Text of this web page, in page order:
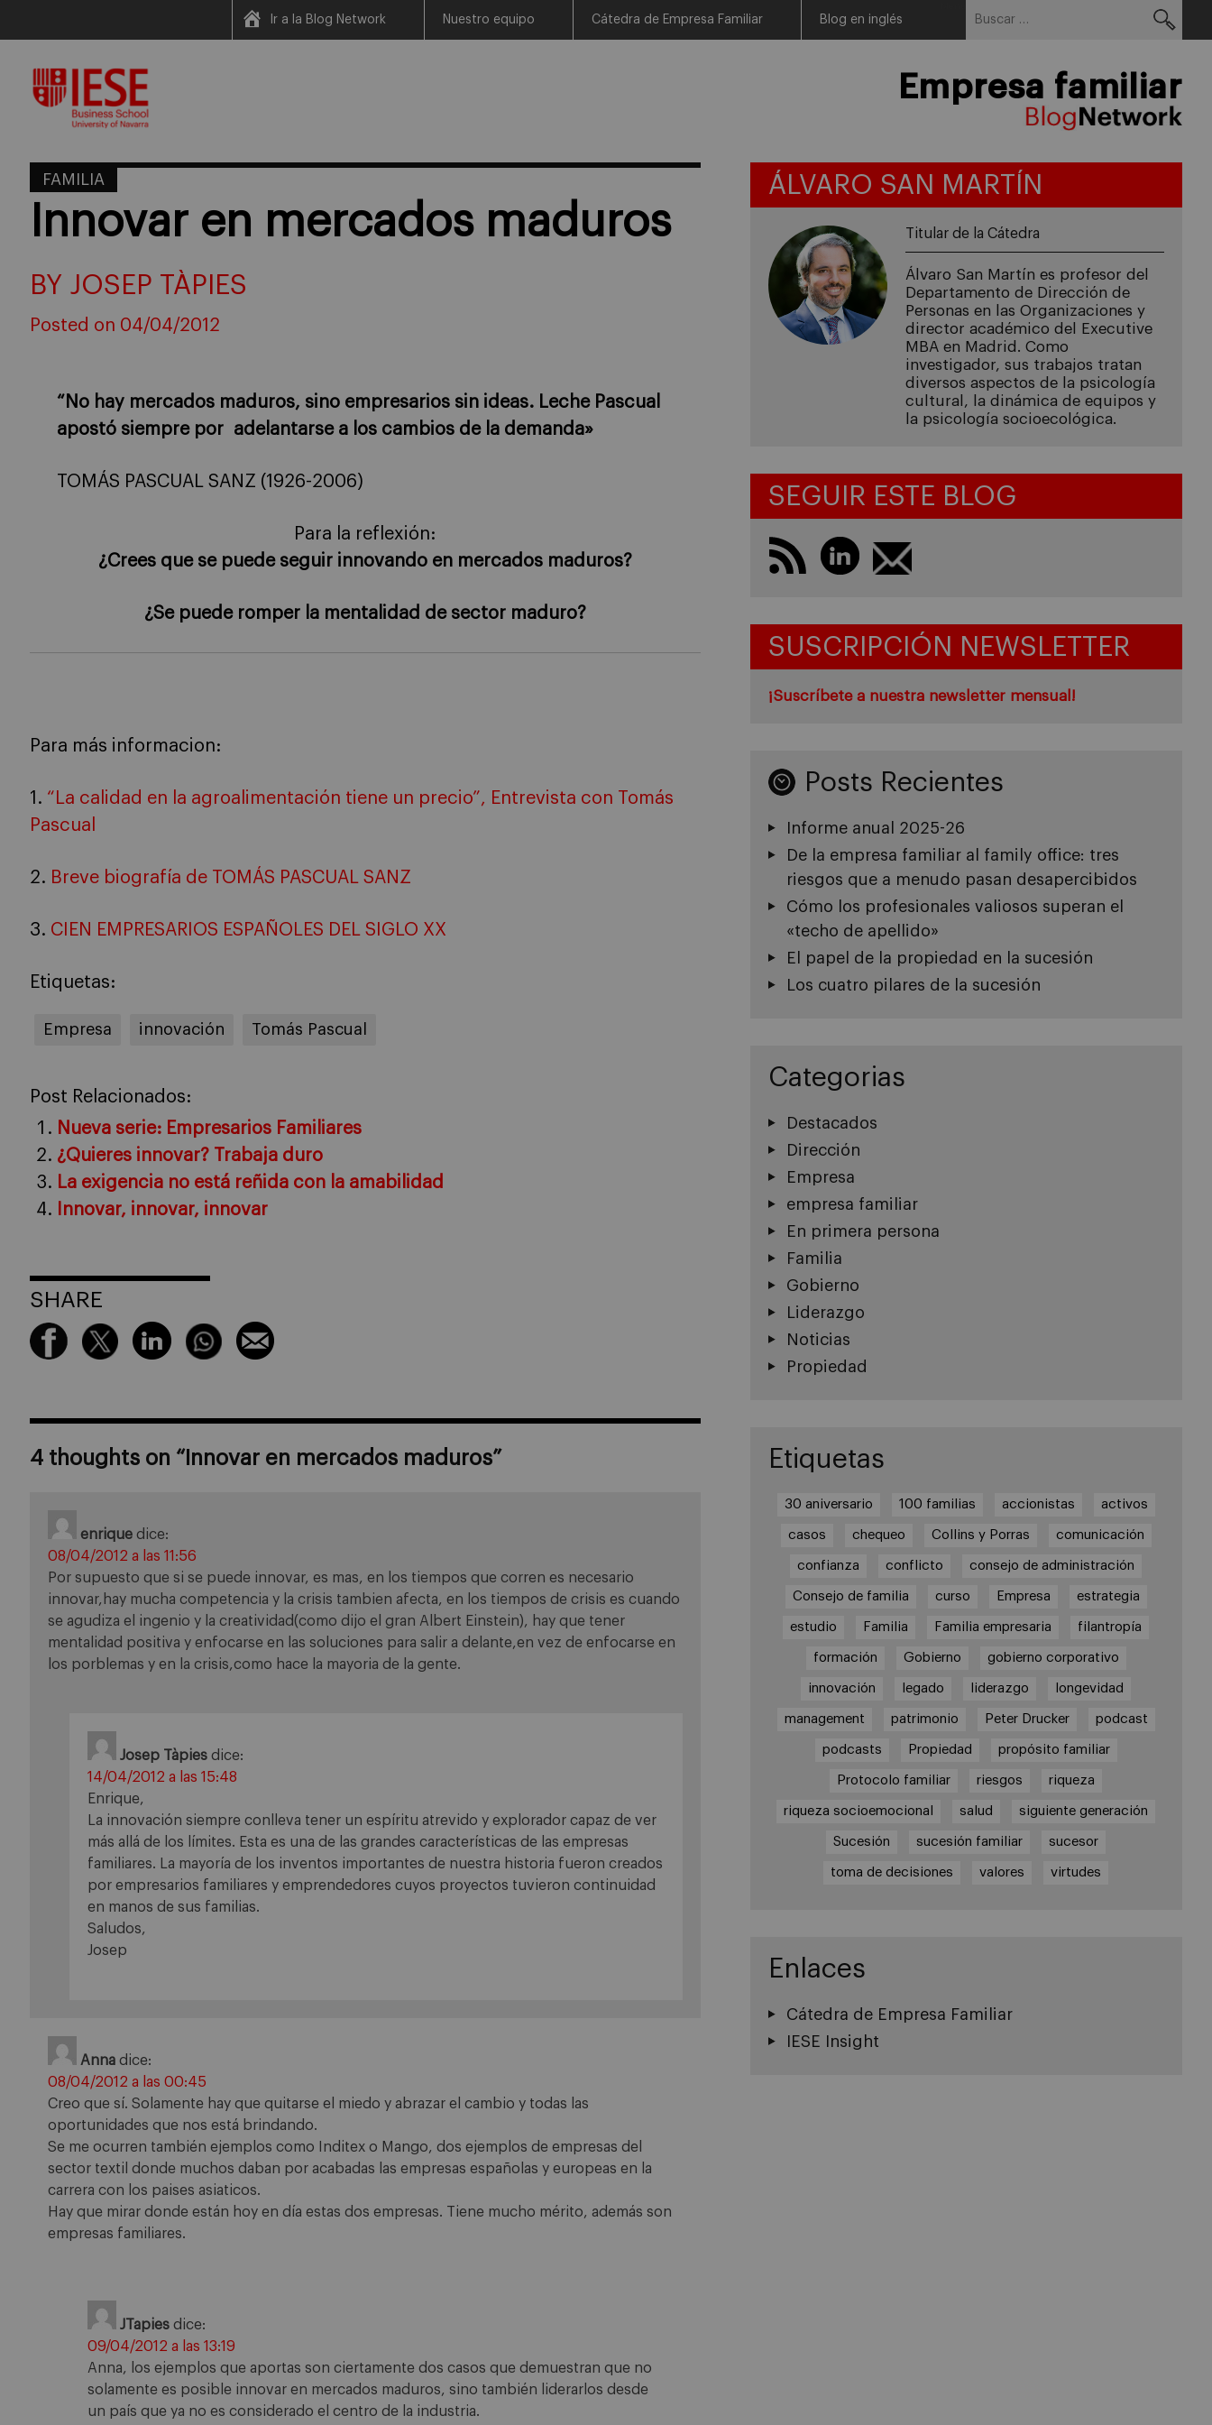
content
Ir a la Blog Network Nuestro equipo Cátedra de Empresa Familiar Blog en inglés
Empresa familiar
FAMILIA
Innovar en mercados maduros
BY JOSEP TÀPIES
Posted on 04/04/2012
“No hay mercados maduros, sino empresarios sin ideas. Leche Pascual
apostó siempre por adelantarse a los cambios de la demanda»
TOMÁS PASCUAL SANZ (1926-2006)
Para la reflexión:
¿Crees que se puede seguir innovando en mercados maduros?
¿Se puede romper la mentalidad de sector maduro?
Para más informacion:
1. “La calidad en la agroalimentación tiene un precio”, Entrevista con Tomás
Pascual
2. Breve biografía de TOMÁS PASCUAL SANZ
3. CIEN EMPRESARIOS ESPAÑOLES DEL SIGLO XX
Etiquetas:
Empresa innovación Tomás Pascual
Post Relacionados:
Nueva serie: Empresarios Familiares
¿Quieres innovar? Trabaja duro
La exigencia no está reñida con la amabilidad
Innovar, innovar, innovar
SHARE
4 thoughts on “ Innovar en mercados maduros”
enrique dice:
08/04/2012 a las 11:56
Por supuesto que si se puede innovar, es mas, en los tiempos que corren es necesario
innovar,hay mucha competencia y la crisis tambien afecta, en los tiempos de crisis es cuando
se agudiza el ingenio y la creatividad(como dijo el gran Albert Einstein), hay que tener
mentalidad positiva y enfocarse en las soluciones para salir a delante,en vez de enfocarse en
los porblemas y en la crisis,como hace la mayoria de la gente.
Josep Tàpies dice:
14/04/2012 a las 15:48
Enrique,
La innovación siempre conlleva tener un espíritu atrevido y explorador capaz de ver
más allá de los límites. Esta es una de las grandes características de las empresas
familiares. La mayoría de los inventos importantes de nuestra historia fueron creados
por empresarios familiares y emprendedores cuyos proyectos tuvieron continuidad
en manos de sus familias.
Saludos,
Josep
Anna dice:
08/04/2012 a las 00:45
Creo que sí. Solamente hay que quitarse el miedo y abrazar el cambio y todas las
oportunidades que nos está brindando.
Se me ocurren también ejemplos como Inditex o Mango, dos ejemplos de empresas del
sector textil donde muchos daban por acabadas las empresas españolas y europeas en la
carrera con los paises asiaticos.
Hay que mirar donde están hoy en día estas dos empresas. Tiene mucho mérito, además son
empresas familiares.
JTapies dice:
09/04/2012 a las 13:19
Anna, los ejemplos que aportas son ciertamente dos casos que demuestran que no
solamente es posible innovar en mercados maduros, sino también liderarlos desde
un país que ya no es considerado el centro de la industria.
ÁLVARO SAN MARTÍN
Titular de la Cátedra
Álvaro San Martín es profesor del
Departamento de Dirección de
Personas en las Organizaciones y
director académico del Executive
MBA en Madrid. Como
investigador, sus trabajos tratan
diversos aspectos de la psicología
cultural, la dinámica de equipos y
la psicología socioecológica.
SEGUIR ESTE BLOG
SUSCRIPCIÓN NEWSLETTER
¡Suscríbete a nuestra newsletter mensual!
Posts Recientes
Informe anual 2025-26
De la empresa familiar al family office: tres
riesgos que a menudo pasan desapercibidos
Cómo los profesionales valiosos superan el
«techo de apellido»
El papel de la propiedad en la sucesión
Los cuatro pilares de la sucesión
Categorias
Destacados
Dirección
Empresa
empresa familiar
En primera persona
Familia
Gobierno
Liderazgo
Noticias
Propiedad
Etiquetas
30 aniversario 100 familias accionistas activos
casos chequeo Collins y Porras comunicación
confianza conflicto consejo de administración
Consejo de familia curso Empresa estrategia
estudio Familia Familia empresaria filantropía
formación Gobierno gobierno corporativo
innovación legado liderazgo longevidad
management patrimonio Peter Drucker podcast
podcasts Propiedad propósito familiar
Protocolo familiar riesgos riqueza
riqueza socioemocional salud siguiente generación
Sucesión sucesión familiar sucesor
toma de decisiones valores virtudes
Enlaces
Cátedra de Empresa Familiar
IESE Insight